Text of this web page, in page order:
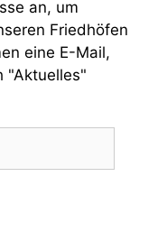
an, um
Friedhöfen
eine E-Mail,
"Aktuelles"